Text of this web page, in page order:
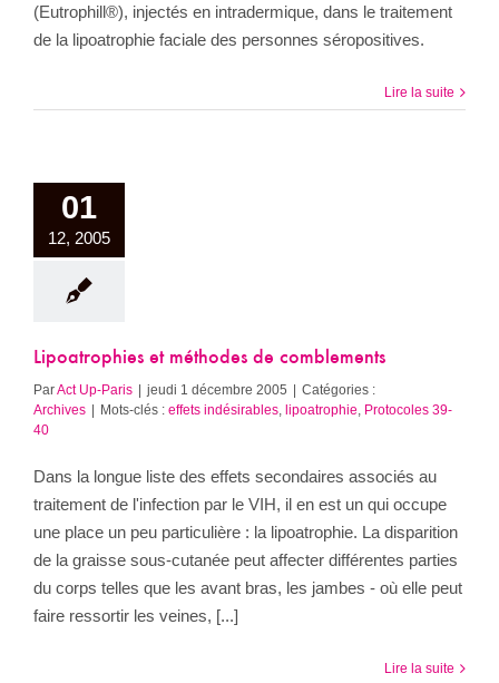
(Eutrophill®), injectés en intradermique, dans le traitement
de la lipoatrophie faciale des personnes séropositives.
Lire la suite
01
12, 2005
Lipoatrophies et méthodes de comblements
ParAct Up-Paris | jeudi 1 décembre 2005 | Catégories :
Archives | Mots-clés : effets indésirables lipoatrophie Protocoles 39-
40
Dans la longue liste des effets secondaires associés au
traitement de l'infection par le VIH, il en est un qui occupe
une place un peu particulière : la lipoatrophie. La disparition
de la graisse sous-cutanée peut affecter différentes parties
du corps telles que les avant bras, les jambes - où elle peut
faire ressortir les veines, [...]
Lire la suite